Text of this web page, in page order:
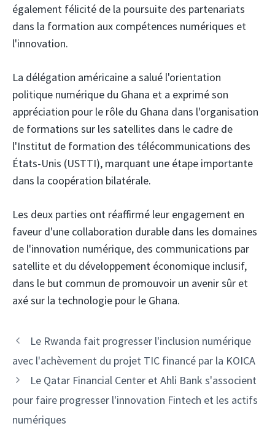
également félicité de la poursuite des partenariats
dans la formation aux compétences numériques et
l'innovation.
La délégation américaine a salué l'orientation
politique numérique du Ghana et a exprimé son
appréciation pour le rôle du Ghana dans l'organisation
de formations sur les satellites dans le cadre de
l'Institut de formation des télécommunications des
États-Unis (USTTI), marquant une étape importante
dans la coopération bilatérale.
Les deux parties ont réaffirmé leur engagement en
faveur d'une collaboration durable dans les domaines
de l'innovation numérique, des communications par
satellite et du développement économique inclusif,
dans le but commun de promouvoir un avenir sûr et
axé sur la technologie pour le Ghana.
Navigation
des
Le Rwanda fait progresser l'inclusion numérique
avec l'achèvement du projet TIC financé par la KOICA
Le Qatar Financial Center et Ahli Bank s'associent
pour faire progresser l'innovation Fintech et les actifs
numériques